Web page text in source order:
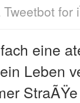
Tweetbot for
eine
Leben